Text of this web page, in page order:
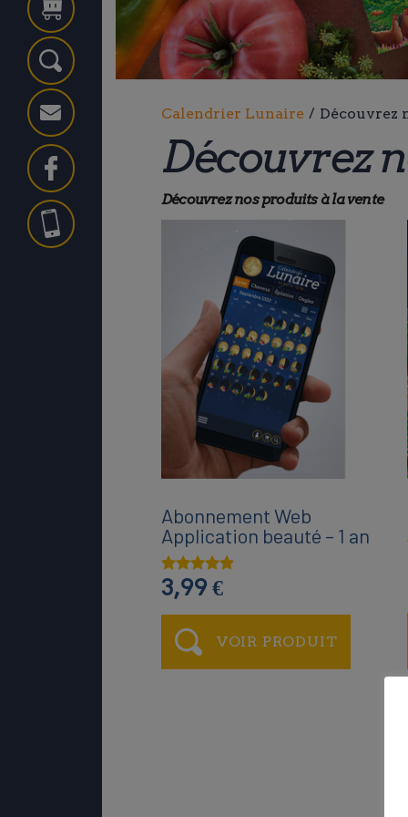
Ok
Calendrier Lunaire / Découvrez
Découvrez
Découvrez nos produits à la vente
Abonnement Web
Application beauté – 1 an
Note
4.75
3,99 €
VOIR PRODUIT